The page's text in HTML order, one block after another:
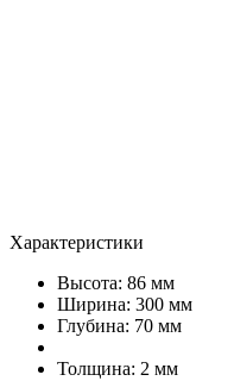
Характеристики
Высота: 86 мм
Ширина: 300 мм
Глубина: 70 мм
Толщина: 2 мм